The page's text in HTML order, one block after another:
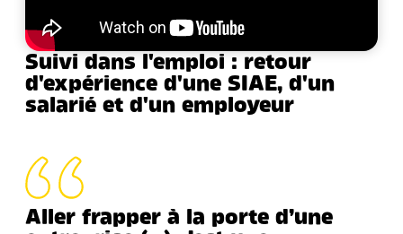
Suivi dans l'emploi : retour
d'expérience d'une SIAE, d'un
salarié et d'un employeur
Aller frapper à la porte d’une